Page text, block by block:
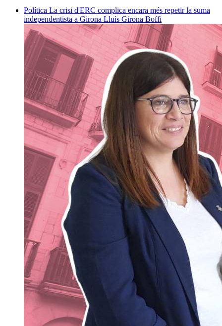
Política La crisi d'ERC complica encara més repetir la suma
independentista a Girona Lluís Girona Boffi